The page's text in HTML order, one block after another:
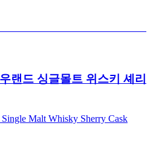
랜드 싱글몰트 위스키 셰리
Malt Whisky Sherry Cask